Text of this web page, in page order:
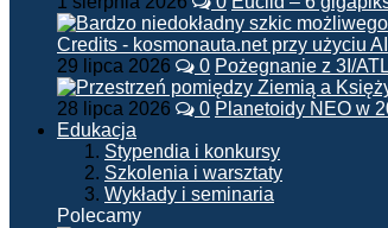
29 lipca 2026 0 Pożegnanie z 3I/
28 lipca 2026 0 Planetoidy NEO w
Edukacja
Stypendia i konkursy
Szkolenia i warsztaty
Wykłady i seminaria
Polecamy